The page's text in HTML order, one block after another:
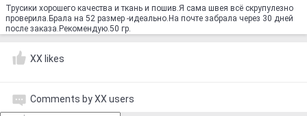
Трусики хорошего качества и ткань и пошив.Я сама швея всё скрупулезно
проверила.Брала на 52 размер -идеально.На почте забрала через 30 дней
после заказа.Рекомендую.50 гр.
XX likes
Comments by XX users